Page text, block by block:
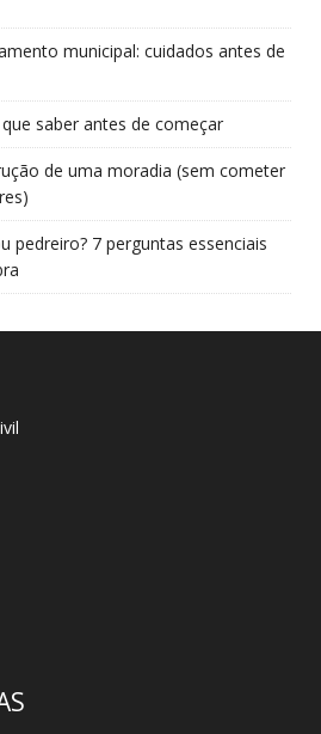
municipal: cuidados antes de
saber antes de começar
de uma moradia (sem cometer
pedreiro? 7 perguntas essenciais